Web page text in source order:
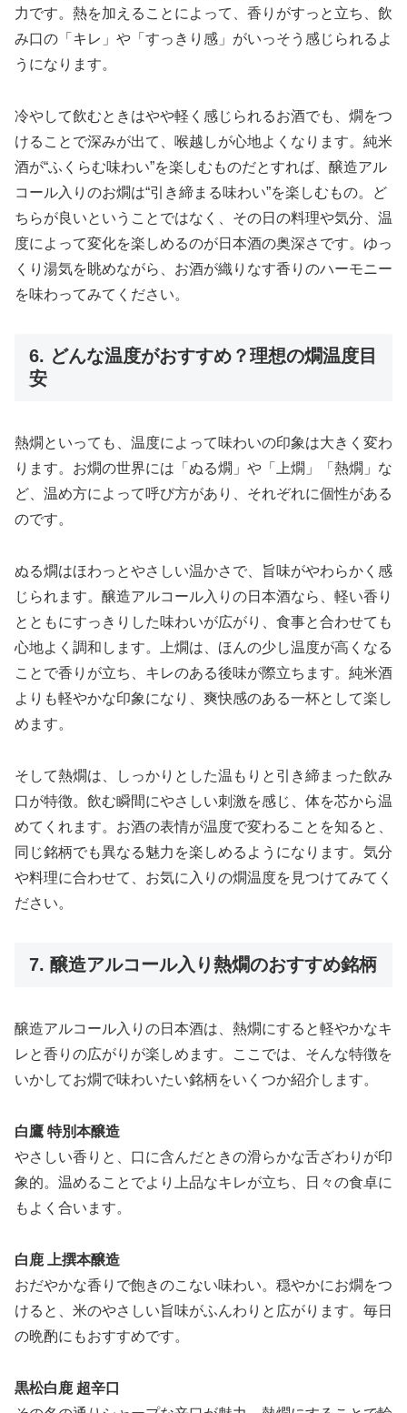
力です。熱を加えることによって、香りがすっと立ち、飲
み口の「キレ」や「すっきり感」がいっそう感じられるよ
うになります。
冷やして飲むときはやや軽く感じられるお酒でも、燗をつ
けることで深みが出て、喉越しが心地よくなります。純米
酒が“ふくらむ味わい”を楽しむものだとすれば、醸造アル
コール入りのお燗は“引き締まる味わい”を楽しむもの。ど
ちらが良いということではなく、その日の料理や気分、温
度によって変化を楽しめるのが日本酒の奥深さです。ゆっ
くり湯気を眺めながら、お酒が織りなす香りのハーモニー
を味わってみてください。
6. どんな温度がおすすめ？理想の燗温度目
安
熱燗といっても、温度によって味わいの印象は大きく変わ
ります。お燗の世界には「ぬる燗」や「上燗」「熱燗」な
ど、温め方によって呼び方があり、それぞれに個性がある
のです。
ぬる燗はほわっとやさしい温かさで、旨味がやわらかく感
じられます。醸造アルコール入りの日本酒なら、軽い香り
とともにすっきりした味わいが広がり、食事と合わせても
心地よく調和します。上燗は、ほんの少し温度が高くなる
ことで香りが立ち、キレのある後味が際立ちます。純米酒
よりも軽やかな印象になり、爽快感のある一杯として楽し
めます。
そして熱燗は、しっかりとした温もりと引き締まった飲み
口が特徴。飲む瞬間にやさしい刺激を感じ、体を芯から温
めてくれます。お酒の表情が温度で変わることを知ると、
同じ銘柄でも異なる魅力を楽しめるようになります。気分
や料理に合わせて、お気に入りの燗温度を見つけてみてく
ださい。
7. 醸造アルコール入り熱燗のおすすめ銘柄
醸造アルコール入りの日本酒は、熱燗にすると軽やかなキ
レと香りの広がりが楽しめます。ここでは、そんな特徴を
いかしてお燗で味わいたい銘柄をいくつか紹介します。
白鷹 特別本醸造
やさしい香りと、口に含んだときの滑らかな舌ざわりが印
象的。温めることでより上品なキレが立ち、日々の食卓に
もよく合います。
白鹿 上撰本醸造
おだやかな香りで飽きのこない味わい。穏やかにお燗をつ
けると、米のやさしい旨味がふんわりと広がります。毎日
の晩酌にもおすすめです。
黒松白鹿 超辛口